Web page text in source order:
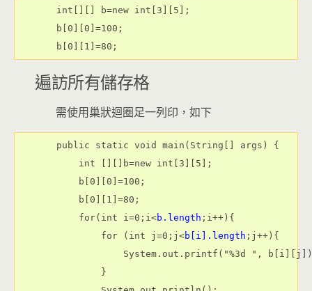
int[][] b=new int[3][5];
b[0][0]=100;
b[0][1]=80;
遍訪所有儲存格
需使用巢狀迴圈足一列印，如下
public static void main(String[] args) {
    int [][]b=new int[3][5];
    b[0][0]=100;
    b[0][1]=80;
    for(int i=0;i<
b.length ;i++){
        for (int j=0;j<
b[i].length ;j++){
System.out.printf("%3d ",
        }